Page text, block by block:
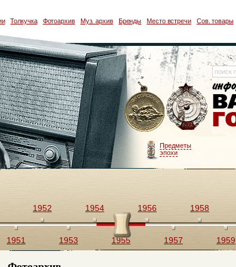
Толкучка Фотоархив Муз. архив Бренды Место встречи Сов. товары
Предметы
эпохи
1951
1952
1953
1954
1955
1956
1957
1958
1959